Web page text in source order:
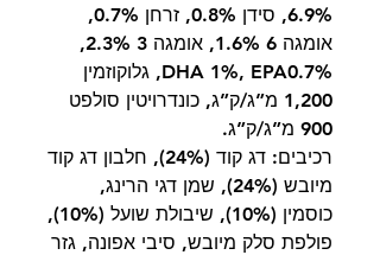
6.9%, סידן 0.8%, זרחן 0.7%,
אומגה 6 1.6%, אומגה 3 2.3%,
DHA 1%, EPA0.7%, גלוקוזמין
1,200 מ”ג/ק”ג, כונדרויטין סולפט
900 מ”ג/ק”ג.
רכיבים: דג קוד (24%), חלבון דג קוד
מיובש (24%), שמן דגי הרינג,
כוסמין (10%), שיבולת שועל (10%),
פולפת סלק מיובש, סיבי אפונה, גזר